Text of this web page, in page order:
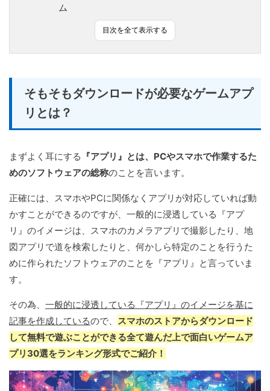
ム
目次を全て表示する
そもそもダウンロードが必要なゲームアプ
リとは？
まずよく耳にする 『アプリ』とは、PCやスマホで作業するた
めのソフトウェアの総称のことを言います。
正確には、スマホやPCに関係なくアプリが対応していれば動
かすことができるのですが、一般的に浸透している『アプ
リ』のイメージは、スマホのカメラアプリで撮影したり、地
図アプリで道を検索したりと、何かしら特定のことを行うた
めに作られたソフトウェアのことを『アプリ』と言っていま
す。
その為、 一般的に浸透している『アプリ』のイメージを基に
記事を作成しているので、 スマホのストアからダウンロード
して無料で遊ぶことができる全て遊んだ上で面白いゲームア
プリ30選をランキング形式でご紹介！